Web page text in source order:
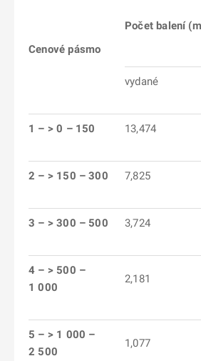
Cenové pásmo
Počet balení
vydané
1 – > 0 – 150 13,474
2 – > 150 – 300 7,825
3 – > 300 – 500 3,724
4 – > 500 –
1 000
2,181
5 – > 1 000 –
2 500
1,077